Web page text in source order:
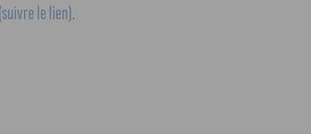
le lien).